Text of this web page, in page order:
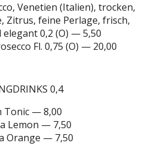
Venetien (Italien), trocken,
Zitrus, feine Perlage, frisch,
0,2 (O) — 5,50
Fl. 0,75 (O) — 20,00
0,4
Tonic — 8,00
Lemon — 7,50
Orange — 7,50